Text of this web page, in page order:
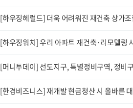
[하우징헤럴드] 더욱 어려워진 재건축 상가
[하우징워치] 우리 아파트 재건축·리모델링
[머니투데이] 선도지구, 특별정비구역, 정비
[한경비즈니스] 재개발 현금청산 시 올바른